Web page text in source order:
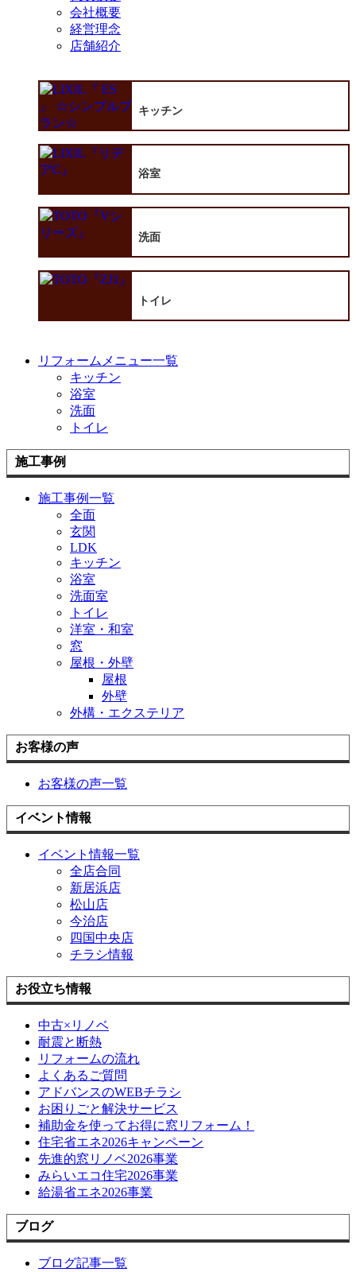
会社概要
経営理念
店舗紹介
キッチン
浴室
洗面
トイレ
リフォームメニュー一覧
キッチン
浴室
洗面
トイレ
施工事例
施工事例一覧
全面
玄関
LDK
キッチン
浴室
洗面室
トイレ
洋室・和室
窓
屋根・外壁
屋根
外壁
外構・エクステリア
お客様の声
お客様の声一覧
イベント情報
イベント情報一覧
全店合同
新居浜店
松山店
今治店
四国中央店
チラシ情報
お役立ち情報
中古×リノベ
耐震と断熱
リフォームの流れ
よくあるご質問
アドバンスのWEBチラシ
お困りごと解決サービス
補助金を使ってお得に窓リフォーム！
住宅省エネ2026キャンペーン
先進的窓リノベ2026事業
みらいエコ住宅2026事業
給湯省エネ2026事業
ブログ
ブログ記事一覧